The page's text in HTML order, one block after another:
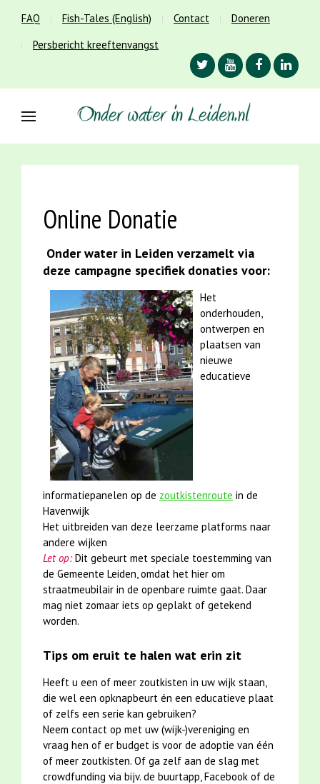
FAQ Fish-Tales (English) Contact
Doneren
Persbericht kreeftenvangst
Online Donatie
Onder water in Leiden verzamelt via
deze campagne specifiek donaties voor:
Het
onderhouden,
ontwerpen en
plaatsen van
nieuwe
educatieve
informatiepanelen op de zoutkistenroute in de
Havenwijk
Het uitbreiden van deze leerzame platforms naar
andere wijken
Let op:Dit gebeurt met speciale toestemming van
de Gemeente Leiden, omdat het hier om
straatmeubilair in de openbare ruimte gaat. Daar
mag niet zomaar iets op geplakt of getekend
worden.
Tips om eruit te halen wat erin zit
Heeft u een of meer zoutkisten in uw wijk staan,
die wel een opknapbeurt én een educatieve plaat
of zelfs een serie kan gebruiken?
Neem contact op met uw (wijk-)vereniging en
vraag hen of er budget is voor de adoptie van één
of meer zoutkisten. Of ga zelf aan de slag met
crowdfunding via bijv. de buurtapp, Facebook of de